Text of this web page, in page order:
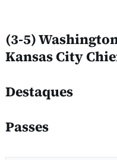
(3-5)
Kansas City
Destaques
Passes